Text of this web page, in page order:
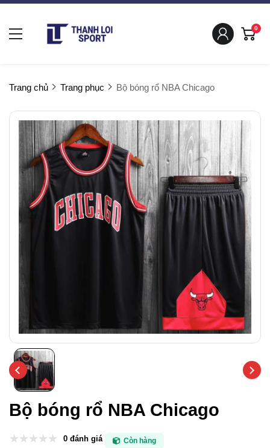
0
Trang chủ Trang phục Bộ bóng rổ NBA Chicago
Bộ bóng rổ NBA Chicago
0 đánh giá Còn hàng